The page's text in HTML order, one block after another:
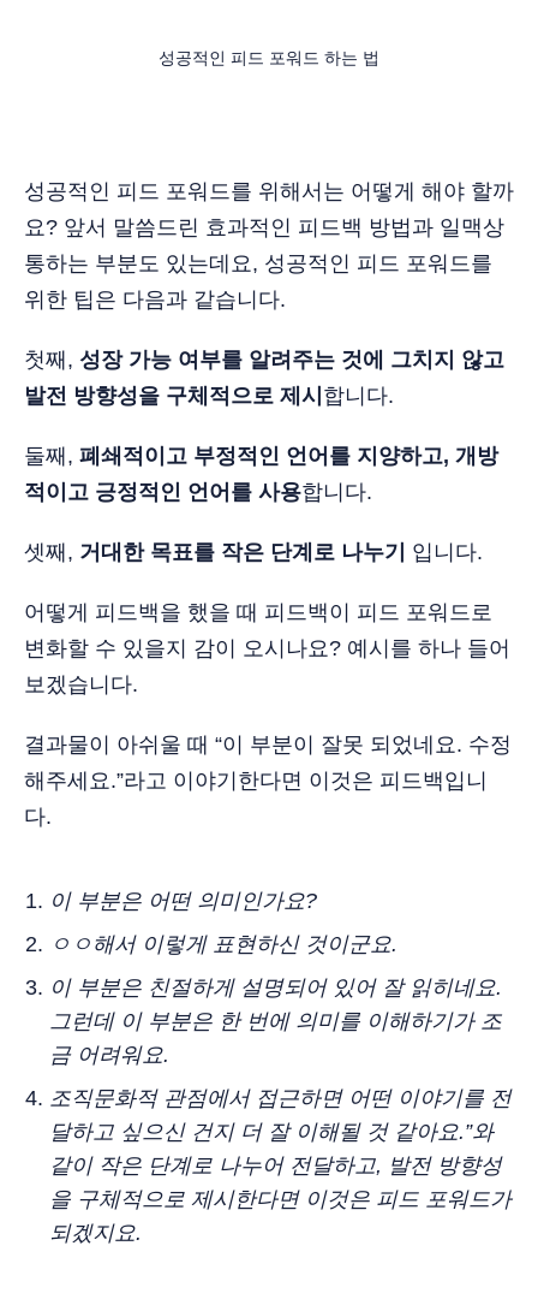
성공적인 피드 포워드 하는 법
성공적인 피드 포워드를 위해서는 어떻게 해야 할까
요? 앞서 말씀드린 효과적인 피드백 방법과 일맥상
통하는 부분도 있는데요, 성공적인 피드 포워드를
위한 팁은 다음과 같습니다.
첫째, 성장 가능 여부를 알려주는 것에 그치지 않고
발전 방향성을 구체적으로 제시 합니다.
둘째, 폐쇄적이고 부정적인 언어를 지양하고, 개방
적이고 긍정적인 언어를 사용합니다.
셋째, 거대한 목표를 작은 단계로 나누기 입니다.
어떻게 피드백을 했을 때 피드백이 피드 포워드로
변화할 수 있을지 감이 오시나요? 예시를 하나 들어
보겠습니다.
결과물이 아쉬울 때 “이 부분이 잘못 되었네요. 수정
해주세요.”라고 이야기한다면 이것은 피드백입니
다.
이 부분은 어떤 의미인가요?
ㅇㅇ해서 이렇게 표현하신 것이군요.
이 부분은 친절하게 설명되어 있어 잘 읽히네요.
그런데 이 부분은 한 번에 의미를 이해하기가 조
금 어려워요.
조직문화적 관점에서 접근하면 어떤 이야기를 전
달하고 싶으신 건지 더 잘 이해될 것 같아요.”와
같이 작은 단계로 나누어 전달하고, 발전 방향성
을 구체적으로 제시한다면 이것은 피드 포워드가
되겠지요.